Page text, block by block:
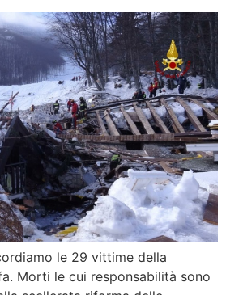
le 29 vittime della
Morti le cui responsabilità sono